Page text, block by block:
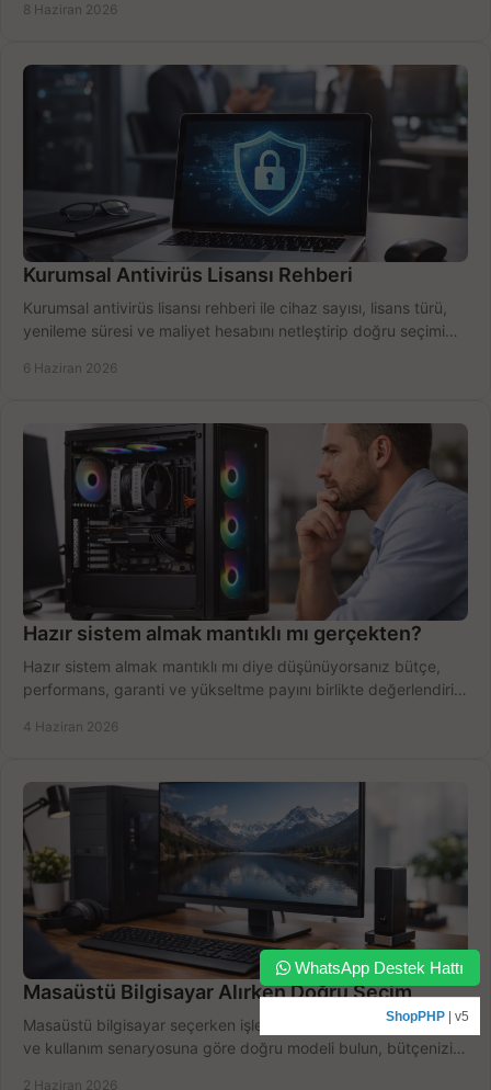
8 Haziran 2026
Kurumsal Antivirüs Lisansı Rehberi
Kurumsal antivirüs lisansı rehberi ile cihaz sayısı, lisans türü,
yenileme süresi ve maliyet hesabını netleştirip doğru seçimi
6 Haziran 2026
Hazır sistem almak mantıklı mı gerçekten?
Hazır sistem almak mantıklı mı diye düşünüyorsanız bütçe,
performans, garanti ve yükseltme payını birlikte değerlendirin,
4 Haziran 2026
Masaüstü Bilgisayar Alırken Doğru Seçim
Masaüstü bilgisayar seçerken işlemci, RAM, SSD, ekran kartı
ve kullanım senaryosuna göre doğru modeli bulun, bütçenizi
2 Haziran 2026
WhatsApp Destek Hattı
ShopPHP | v5